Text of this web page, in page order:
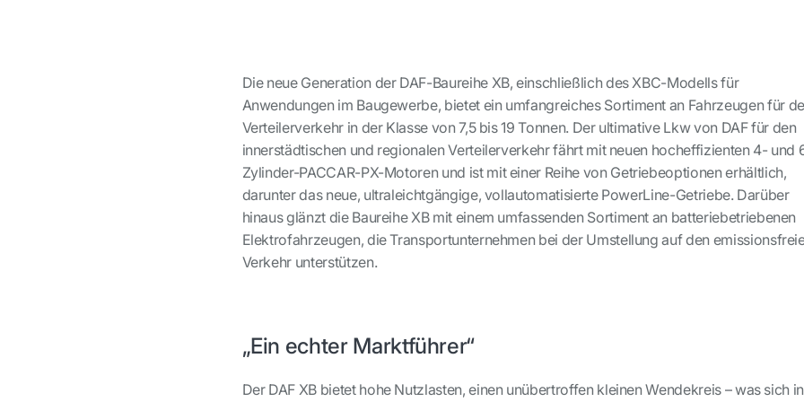
Die neue Generation der DAF-Baureihe XB, einschließlich des XBC-Modells für
Anwendungen im Baugewerbe, bietet ein umfangreiches Sortiment an Fahrzeugen für
Verteilerverkehr in der Klasse von 7,5 bis 19 Tonnen. Der ultimative Lkw von DAF für den
innerstädtischen und regionalen Verteilerverkehr fährt mit neuen hocheffizienten 4- und
Zylinder-PACCAR-PX-Motoren und ist mit einer Reihe von Getriebeoptionen erhältlich,
darunter das neue, ultraleichtgängige, vollautomatisierte PowerLine-Getriebe. Darüber
hinaus glänzt die Baureihe XB mit einem umfassenden Sortiment an batteriebetriebenen
Elektrofahrzeugen, die Transportunternehmen bei der Umstellung auf den
Verkehr unterstützen.
„Ein echter Marktführer“
Der DAF XB bietet hohe Nutzlasten, einen unübertroffen kleinen Wendekreis – was sich in